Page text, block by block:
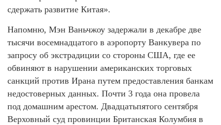
сдержать развитие Китая».
Напомню, Мэн Ваньчжоу задержали в декабре две
тысячи восемнадцатого в аэропорту Ванкувера по
запросу об экстрадиции со стороны США, где ее
обвиняют в нарушении американских торговых
санкций против Ирана путем предоставления банкам
недостоверных данных. Почти 3 года она провела
под домашним арестом. Двадцатьпятого сентября
Верховный суд провинции Британская Колумбия в